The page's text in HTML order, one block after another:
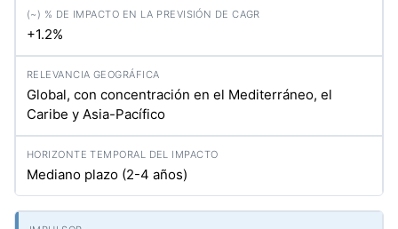
+1.2%
Global, con concentración en el Mediterráneo, el
Caribe y Asia-Pacífico
Mediano plazo (2-4 años)